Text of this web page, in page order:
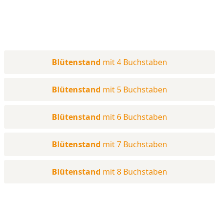
Blütenstand mit 4 Buchstaben
Blütenstand mit 5 Buchstaben
Blütenstand mit 6 Buchstaben
Blütenstand mit 7 Buchstaben
Blütenstand mit 8 Buchstaben